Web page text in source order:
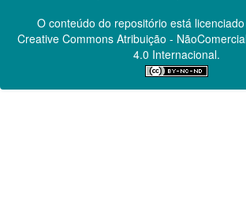
O conteúdo do repositório está
Creative CommonsAtribuição -
4.0 Internacional.